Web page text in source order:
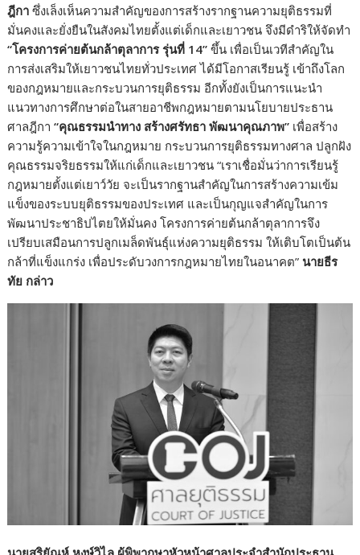
ฎีกา ซึ่งเล็งเห็นความสำคัญของการสร้างรากฐานความยุติธรรมที่
มั่นคงและยั่งยืนในสังคมไทยตั้งแต่เด็กและเยาวชน จึงมีดำริให้จัดทำ
“โครงการค่ายต้นกล้าตุลาการ รุ่นที่ 14” ขึ้น เพื่อเป็นเวทีสำคัญใน
การส่งเสริมให้เยาวชนไทยทั่วประเทศ ได้มีโอกาสเรียนรู้ เข้าถึงโลก
ของกฎหมายและกระบวนการยุติธรรม อีกทั้งยังเป็นการแนะนำ
แนวทางการศึกษาต่อในสายอาชีพกฎหมายตามนโยบายประธาน
ศาลฎีกา“คุณธรรมนำทาง สร้างศรัทธา พัฒนาคุณภาพ” เพื่อสร้าง
ความรู้ความเข้าใจในกฎหมาย กระบวนการยุติธรรมทางศาล ปลูกฝัง
คุณธรรมจริยธรรมให้แก่เด็กและเยาวชน “เราเชื่อมั่นว่าการเรียนรู้
กฎหมายตั้งแต่เยาว์วัย จะเป็นรากฐานสำคัญในการสร้างความเข้ม
แข็งของระบบยุติธรรมของประเทศ และเป็นกุญแจสำคัญในการ
พัฒนาประชาธิปไตยให้มั่นคง โครงการค่ายต้นกล้าตุลาการจึง
เปรียบเสมือนการปลูกเมล็ดพันธุ์แห่งความยุติธรรม ให้เติบโตเป็นต้น
กล้าที่แข็งแกร่ง เพื่อประดับวงการกฎหมายไทยในอนาคต” นายธีร
ทัย กล่าว